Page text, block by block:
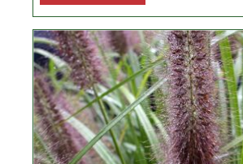
Пеннисетум лисохвостый
— пышный многолетник
семейства Злаковых. Красивый
обитатель тропических и
субтропических зон Африки и
Евразии, известен также под
именем Перистощетинник.
Относится к декоративным
злакам, получив...